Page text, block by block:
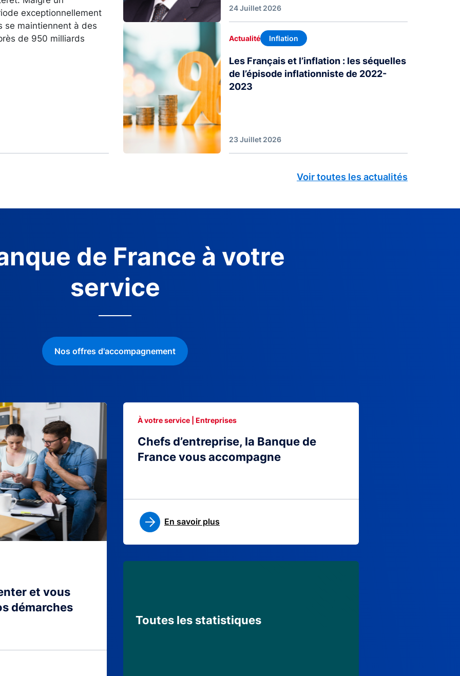
exceptionnellement
se maintiennent à des
de 950 milliards
24 Juillet 2026
Image
Actualité Inflation
Les Français et l’inflation : les séquelles
de l’épisode inflationniste de 2022-
2023
23 Juillet 2026
Voir toutes les actualités
de France à votre
service
Nos offres d'accompagnement
et vous
démarches
Chefs d’entreprise, la Banque de
France vous accompagne
À votre service | Entreprises
En savoir plus
Toutes les statistiques